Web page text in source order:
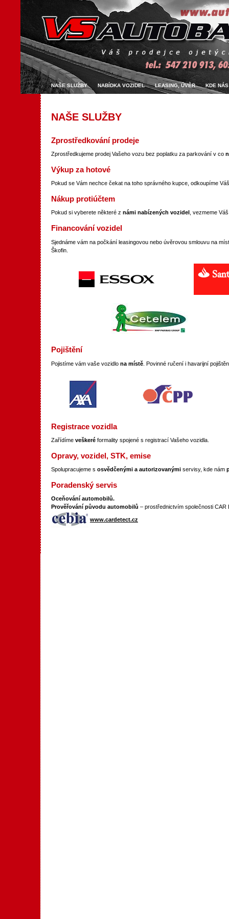
NAŠE SLUŽBY NABÍDKA VOZIDEL LEASING, ÚVĚR KDE
NAŠE SLUŽBY
Zprostředkování prodeje
Zprostředkujeme prodej Vašeho vozu bez poplatku za parkování v co
Výkup za hotové
Pokud se Vám nechce čekat na toho správného kupce, odkoupíme
Nákup protiúčtem
Pokud si vyberete některé z námi nabízených vozidel , vezmeme
Financování vozidel
Sjednáme vám na počkání leasingovou nebo úvěrovou smlouvu na
Škofin.
Pojištění
Pojistíme vám vaše vozidlo na místě . Povinné ručení i havarijní
Registrace vozidla
Zařídíme veškeré formality spojené s registrací Vašeho vozidla.
Opravy, vozidel, STK, emise
Spolupracujeme s osvědčenými a autorizovanými servisy, kde nám
Poradenský servis
Oceňování automobilů.
Prověřování původu automobilů – prostřednictvím společnosti CAR
www.cardetect.cz